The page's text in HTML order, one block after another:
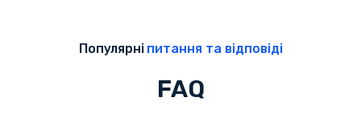
Популярні питання та відповіді
FAQ